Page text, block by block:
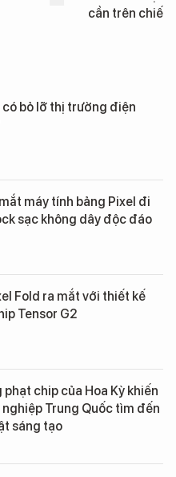
cần trên chiến trường
có bỏ lỡ thị trường điện
máy tính bảng Pixel đi
sạc không dây độc đáo
Fold ra mắt với thiết kế
Tensor G2
phạt chip của Hoa Kỳ khiến
Trung Quốc tìm đến
sáng tạo